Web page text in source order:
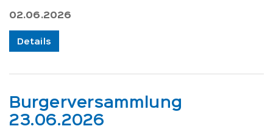
02.06.2026
Details
Burgerversammlung
23.06.2026